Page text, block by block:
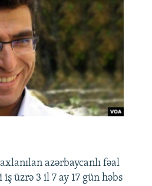
azərbaycanlı fəal
üzrə 3 il 7 ay 17 gün həbs